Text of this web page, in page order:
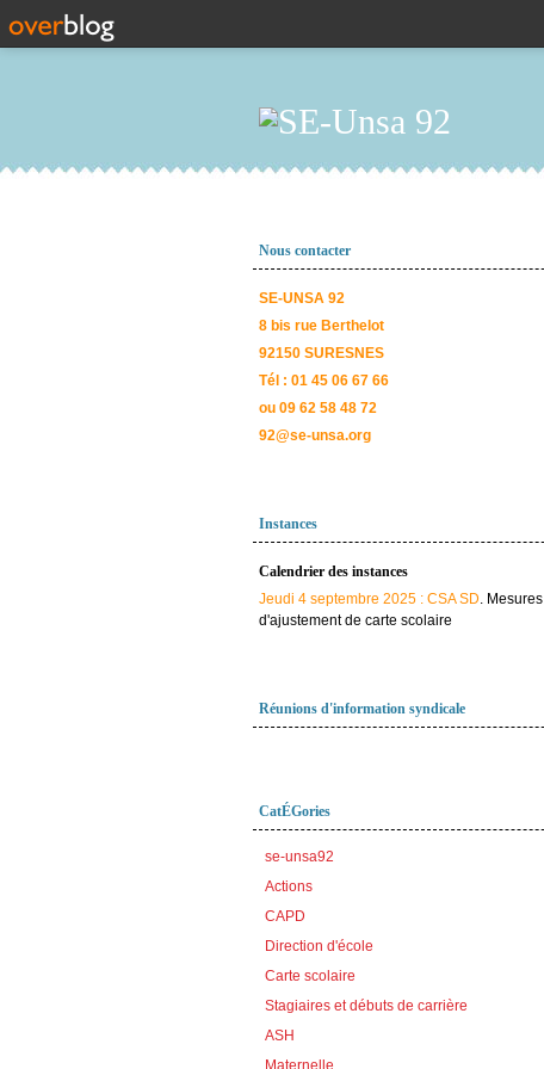
Nous contacter
SE-UNSA 92
8 bis rue Berthelot
92150 SURESNES
Tél : 01 45 06 67 66
ou 09 62 58 48 72
92@se-unsa.org
Instances
Calendrier des instances
Jeudi 4 septembre 2025 : CSA SD. Mesures
d'ajustement de carte scolaire
Réunions d'information syndicale
CatÉGories
se-unsa92
Actions
CAPD
Direction d'école
Carte scolaire
Stagiaires et débuts de carrière
ASH
Maternelle